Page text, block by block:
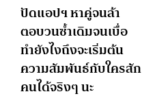
ปัดแอปฯ หาคู่จนล้า
ตอบวนซ้ำเดิมจนเบื่อ
ทำยังไงถึงจะเริ่มต้น
ความสัมพันธ์กับใครสัก
คนได้จริงๆ นะ